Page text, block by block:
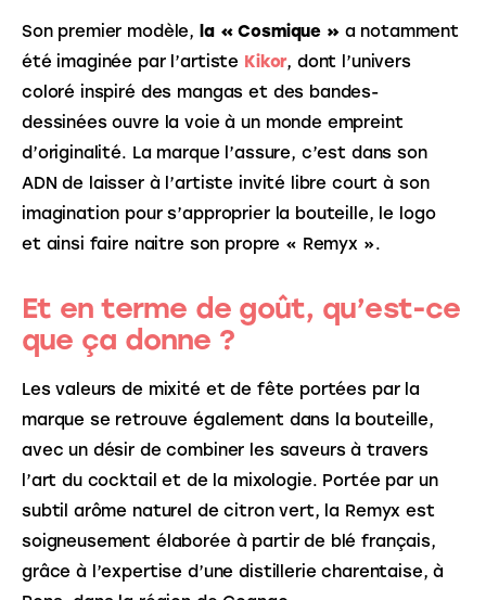
Son premier modèle, la « Cosmique » a notamment
été imaginée par l’artiste Kikor, dont l’univers
coloré inspiré des mangas et des bandes-
dessinées ouvre la voie à un monde empreint
d’originalité. La marque l’assure, c’est dans son
ADN de laisser à l’artiste invité libre court à son
imagination pour s’approprier la bouteille, le logo
et ainsi faire naitre son propre « Remyx ».
Et en terme de goût, qu’est-ce
que ça donne ?
Les valeurs de mixité et de fête portées par la
marque se retrouve également dans la bouteille,
avec un désir de combiner les saveurs à travers
l’art du cocktail et de la mixologie. Portée par un
subtil arôme naturel de citron vert, la Remyx est
soigneusement élaborée à partir de blé français,
grâce à l’expertise d’une distillerie charentaise, à